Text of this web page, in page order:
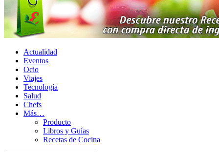
Actualidad
Eventos
Ocio
Viajes
Tecnología
Salud
Chefs
Más…
Producto
Libros y Guías
Recetas de Cocina